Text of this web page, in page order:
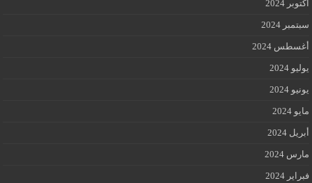
أكتوبر 2024
سبتمبر 2024
أغسطس 2024
يوليو 2024
يونيو 2024
مايو 2024
أبريل 2024
مارس 2024
فبراير 2024